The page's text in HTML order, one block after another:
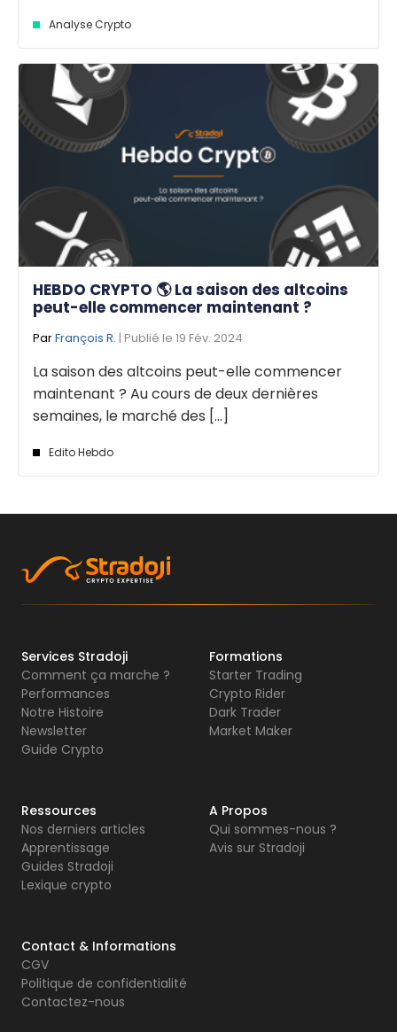
Analyse Crypto
HEBDO CRYPTO 🌎 La saison des altcoins
peut-elle commencer maintenant ?
ParFrançois R. | Publié le 19 Fév. 2024
La saison des altcoins peut-elle commencer
maintenant ? Au cours de deux dernières
semaines, le marché des [...]
Edito Hebdo
Services Stradoji
Comment ça marche ?
Performances
Notre Histoire
Newsletter
Guide Crypto
Formations
Starter Trading
Crypto Rider
Dark Trader
Market Maker
Ressources
Nos derniers articles
Apprentissage
Guides Stradoji
Lexique crypto
A Propos
Qui sommes-nous ?
Avis sur Stradoji
Contact & Informations
CGV
Politique de confidentialité
Contactez-nous